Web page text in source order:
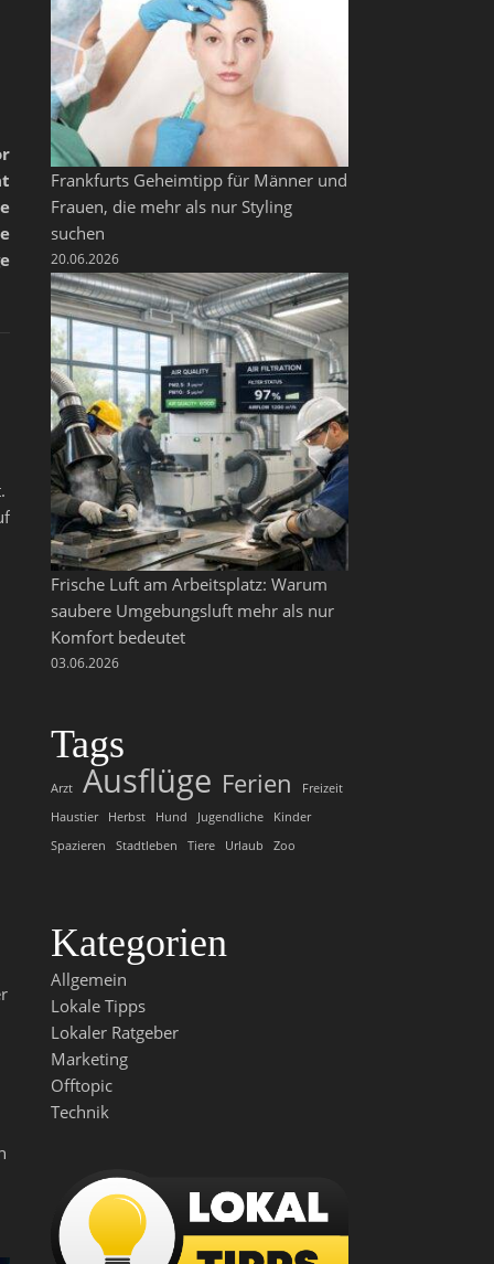
Frankfurts Geheimtipp für Männer und
Frauen, die mehr als nur Styling
suchen
20.06.2026
Frische Luft am Arbeitsplatz: Warum
saubere Umgebungsluft mehr als nur
Komfort bedeutet
03.06.2026
Tags
Arzt Ausflüge Ferien
Freizeit
Haustier
Herbst Hund Jugendliche
Kinder
Spazieren
Stadtleben Tiere Urlaub Zoo
Kategorien
Allgemein
Lokale Tipps
Lokaler Ratgeber
Marketing
Offtopic
Technik